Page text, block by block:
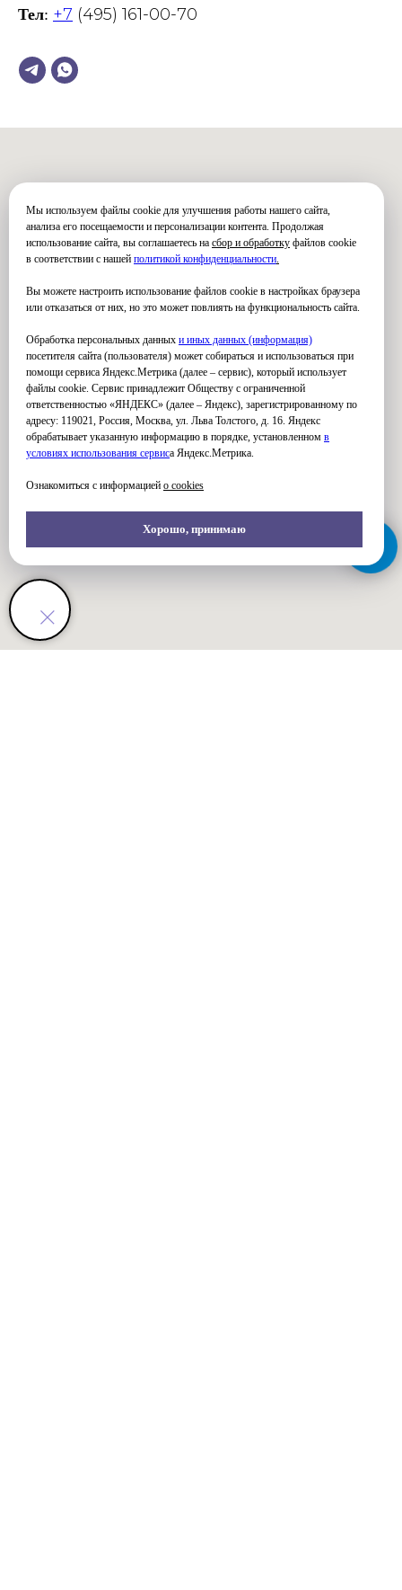
Мы используем файлы cookie для улучшения работы нашего сайта,
анализа его посещаемости и персонализации контента. Продолжая
использование сайта, вы соглашаетесь на сбор и обработку файлов cookie
в соответствии с нашей политикой конфиденциальности.
Вы можете настроить использование файлов cookie в настройках браузера
или отказаться от них, но это может повлиять на функциональность сайта.
Обработка персональных данных и иных данных (информация)
посетителя сайта (пользователя) может собираться и использоваться при
помощи сервиса Яндекс.Метрика (далее – сервис), который использует
файлы cookie. Сервис принадлежит Обществу с ограниченной
ответственностью «ЯНДЕКС» (далее – Яндекс), зарегистрированному по
адресу: 119021, Россия, Москва, ул. Льва Толстого, д. 16. Яндекс
обрабатывает указанную информацию в порядке, установленном в
условиях использования сервиса Яндекс.Метрика.
Ознакомиться с информацией о cookies
Хорошо, принимаю
Тел: +7 (495) 161-00-70